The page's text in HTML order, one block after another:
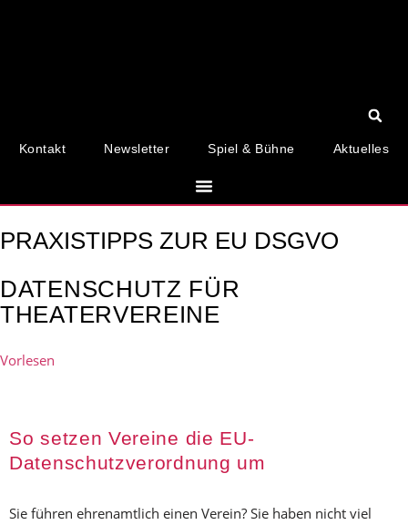
Kontakt Newsletter Spiel & Bühne Aktuelles
PRAXISTIPPS ZUR EU DSGVO
DATENSCHUTZ FÜR
THEATERVEREINE
Vorlesen
So setzen Vereine die EU-
Datenschutzverordnung um
Sie führen ehrenamtlich einen Verein? Sie haben nicht viel